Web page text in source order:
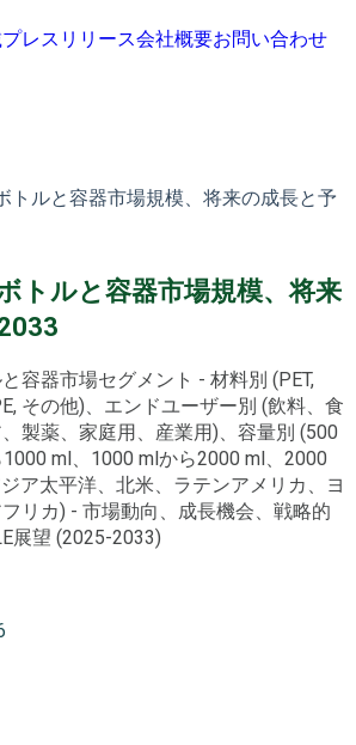
プレスリリース会社概要お問い合わせ
トルと容器市場規模、将来の成長と予
トルと容器市場規模、将来
容器市場セグメント - 材料別 (PET,
その他)、エンドユーザー別 (飲料、食
製薬、家庭用、産業用)、容量別 (500
ml、1000 mlから2000 ml、2000
ア太平洋、北米、ラテンアメリカ、ヨ
リカ) - 市場動向、成長機会、戦略的
展望 (2025-2033)